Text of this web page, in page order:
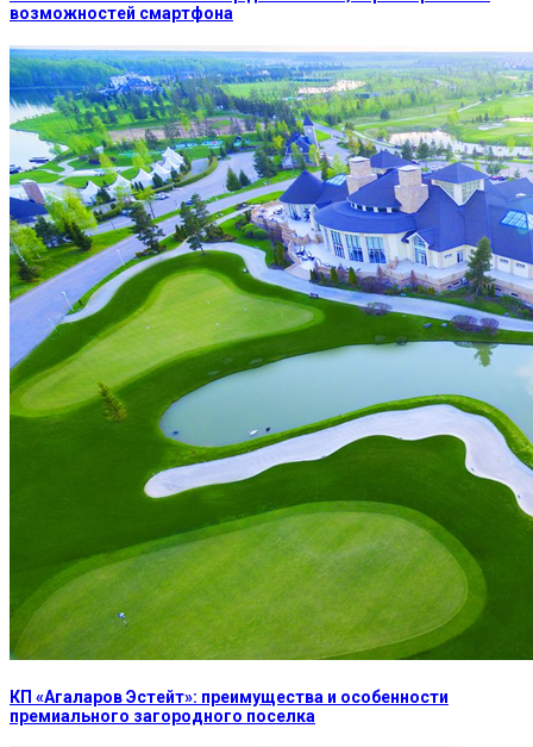
возможностей смартфона
КП «Агаларов Эстейт»: преимущества и особенности
премиального загородного поселка